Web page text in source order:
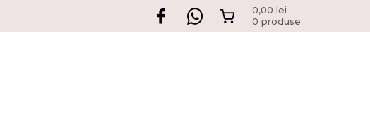
0,00 lei
0 produse